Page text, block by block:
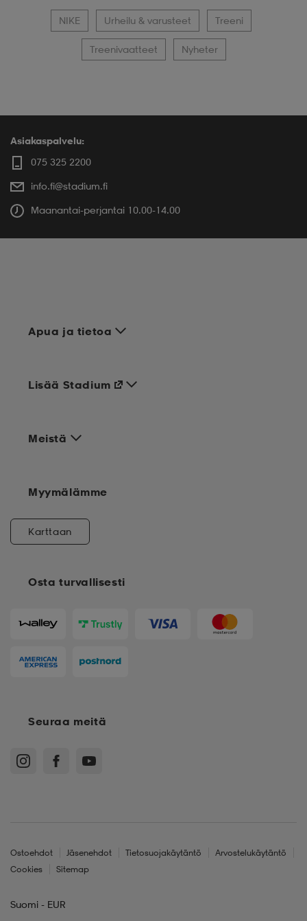
NIKE Urheilu & varusteet Treeni
Treenivaatteet Nyheter
Asiakaspalvelu:
075 325 2200
info.fi@stadium.fi
Maanantai-perjantai 10.00-14.00
Apua ja tietoa
Meistä
Osta turvallisesti
Lisää Stadium
Myymälämme
Karttaan
Seuraa meitä
Ostoehdot Jäsenehdot Tietosuojakäytäntö
Arvostelukäytäntö
Cookies
Sitemap
Suomi - EUR